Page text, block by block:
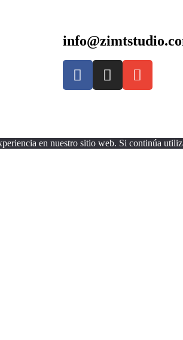
en nuestro sitio web. Si continúa